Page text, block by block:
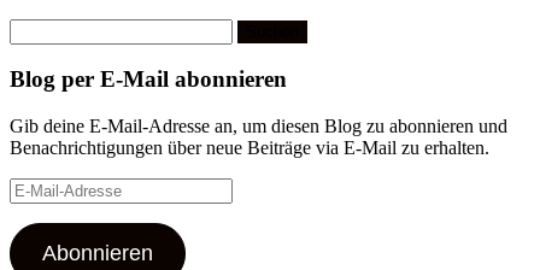
nach:
Blog per E-Mail abonnieren
Gib deine E-Mail-Adresse an, um diesen Blog zu abonnieren und
Benachrichtigungen über neue Beiträge via E-Mail zu erhalten.
E-
Mail-
Adresse
Abonnieren